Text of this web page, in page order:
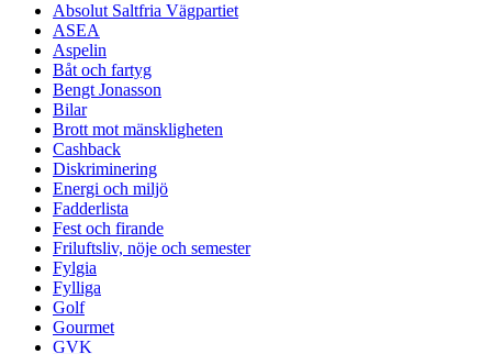
Absolut Saltfria Vägpartiet
ASEA
Aspelin
Båt och fartyg
Bengt Jonasson
Bilar
Brott mot mänskligheten
Cashback
Diskriminering
Energi och miljö
Fadderlista
Fest och firande
Friluftsliv, nöje och semester
Fylgia
Fylliga
Golf
Gourmet
GVK